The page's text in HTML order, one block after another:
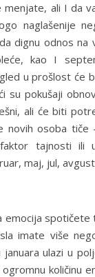
ali I da
naglašenije
dignu odnos na
kao I
u prošlost će
su pokušaji
ali će biti
novih osoba tiče
tajnosti ili
maj, jul,
emocija spotičete
imate više
ulazi u
ogromnu količinu